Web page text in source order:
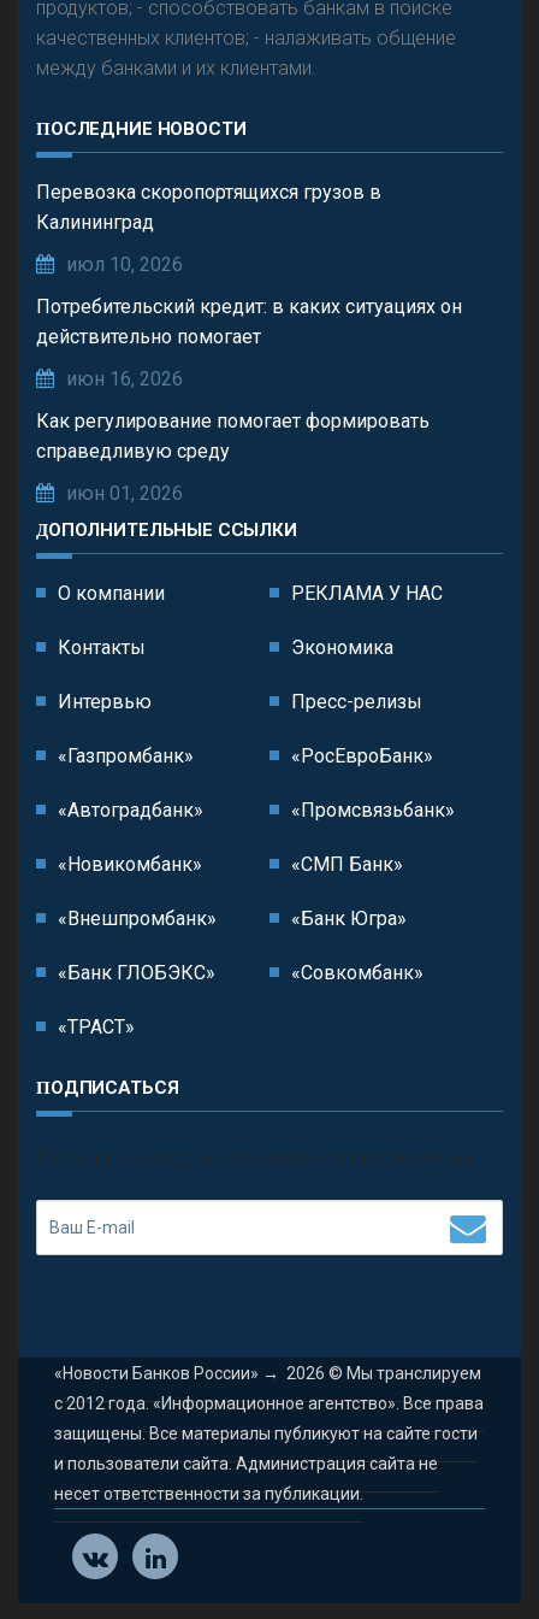
продуктов; - способствовать банкам в поиске
качественных клиентов; - налаживать общение
между банками и их клиентами.
ПОСЛЕДНИЕ НОВОСТИ
Перевозка скоропортящихся грузов в
Калининград
июл 10, 2026
Потребительский кредит: в каких ситуациях он
действительно помогает
июн 16, 2026
Как регулирование помогает формировать
справедливую среду
июн 01, 2026
ДОПОЛНИТЕЛЬНЫЕ ССЫЛКИ
О компании РЕКЛАМА У НАС
Контакты Экономика
Интервью Пресс-релизы
«Газпромбанк» «РосЕвроБанк»
«Автоградбанк» «Промсвязьбанк»
«Новикомбанк» «СМП Банк»
«Внешпромбанк» «Банк Югра»
«Банк ГЛОБЭКС» «Совкомбанк»
«ТРАСТ»
ПОДПИСАТЬСЯ
П олучить последние обновления и предложения.
«Новости Банков России» → 2026 © Мы транслируем
с 2012 года. «Информационное агентство». Все права
защищены. Все материалы публикуют на сайте гости
и пользователи сайта. Администрация сайта не
несет ответственности за публикации.